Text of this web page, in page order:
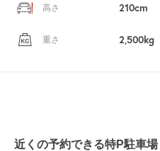
高さ 210cm
重さ 2,500kg
近くの予約できる特P駐車場